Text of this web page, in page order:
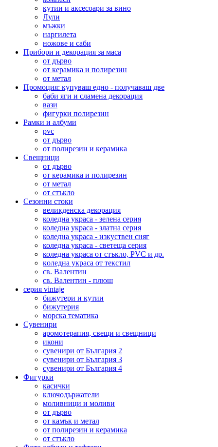
кутии и аксесоари за вино
Лули
мъжки
наргилета
ножове и саби
Прибори и декорация за маса
от дърво
от керамика и полирезин
от метал
Промоция: купуваш едно - получаваш две
баби яги и сламена декорация
вази
фигурки полирезин
Рамки и албуми
pvc
от дърво
от полирезин и керамика
Свещници
от дърво
от керамика и полирезин
от метал
от стъкло
Сезонни стоки
великденска декорация
коледна украса - зелена серия
коледна украса - златна серия
коледна украса - изкуствен сняг
коледна украса - светеща серия
коледна украса от стъкло, PVC и др.
коледна украса от текстил
св. Валентин
св. Валентин - плюш
серия vintaje
бижутери и кутии
бижутерия
морска тематика
Сувенири
аромотерапия, свещи и свещници
икони
сувенири от България 2
сувенири от България 3
сувенири от България 4
Фигурки
касички
ключодържатели
моливници и моливи
от дърво
от камък и метал
от полирезин и керамика
от стъкло